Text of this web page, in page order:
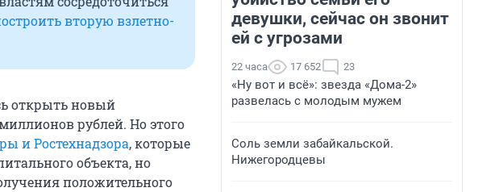
вторую взлетно-
открыть новый
рублей. Но этого
и Ростехнадзора, которые
объекта, но
положительного
девушки, сейчас он звонит
ей с угрозами
22 часа 17 652 23
«Ну вот и всё»: звезда «Дома-2»
развелась с молодым мужем
Соль земли забайкальской.
Нижегородцевы